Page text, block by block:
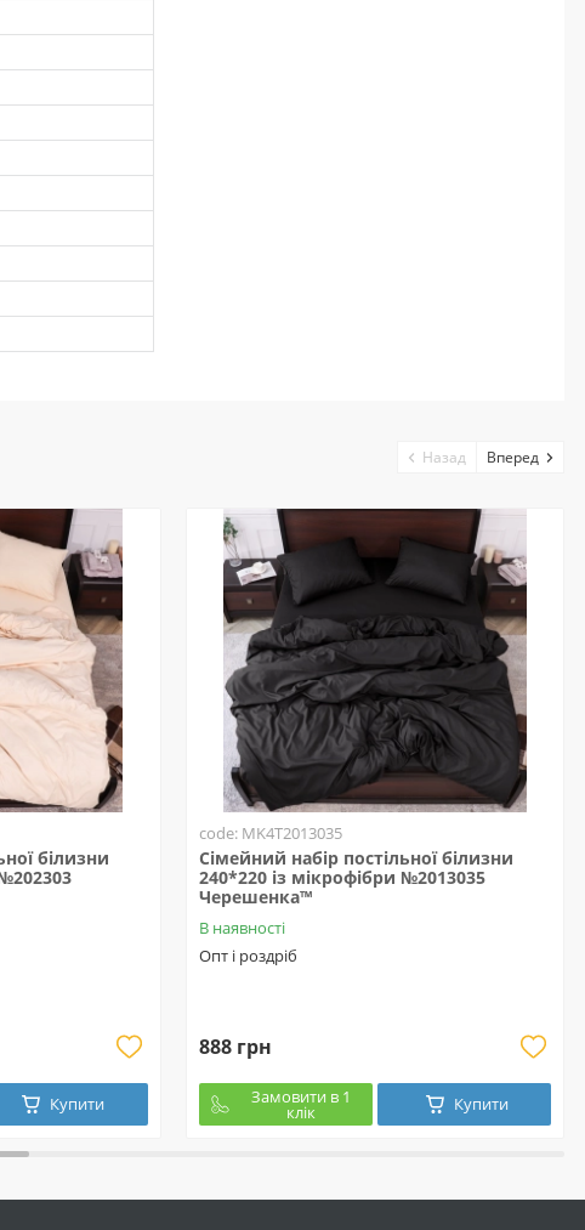
білизни
Купити
code: MK4T2013035
Сімейний набір постільної білизни
240*220 із мікрофібри №2013035
Черешенка™
В наявності
Опт і роздріб
888 грн
Замовити в 1
клік Купити
Назад Вперед